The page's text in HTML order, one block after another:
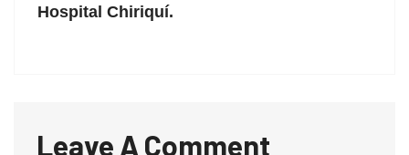
Hospital Chiriquí.
Leave A Comment